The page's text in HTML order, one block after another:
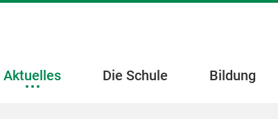
Aktuelles Die Schule Bildung